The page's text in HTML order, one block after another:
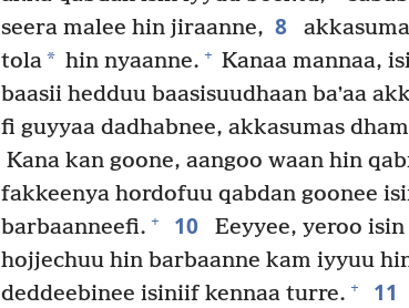
seera malee hin jiraanne, 8
tola* hin nyaanne. + Kanaa mannaa,
baasii hedduu baasisuudhaan baʼaa
fi guyyaa dadhabnee, akkasumas
Kana kan goone, aangoo waan hin
fakkeenya hordofuu qabdan goonee
barbaanneefi. + 10
Eeyyee, yeroo
hojjechuu hin barbaanne kam iyyuu
deddeebinee isiniif kennaa turre. + 11